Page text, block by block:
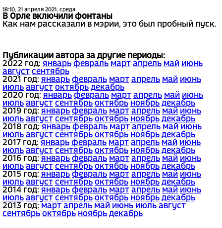
18:10, 21 апреля 2021, среда
В Орле включили фонтаны
Как нам рассказали в мэрии, это был пробный пуск.
Публикации автора за другие периоды:
2022 год: январь февраль март апрель май июнь
август сентябрь
2021 год: январь февраль март апрель май июнь
июль август октябрь декабрь
2020 год: январь февраль март апрель май июнь
июль август сентябрь октябрь ноябрь декабрь
2019 год: январь февраль март апрель май июнь
июль август сентябрь октябрь ноябрь декабрь
2018 год: январь февраль март апрель май июнь
июль август сентябрь октябрь ноябрь декабрь
2017 год: январь февраль март апрель май июнь
июль август сентябрь октябрь ноябрь декабрь
2016 год: январь февраль март апрель май июнь
июль август сентябрь октябрь ноябрь декабрь
2015 год: январь февраль март апрель май июнь
июль август сентябрь октябрь ноябрь декабрь
2014 год: январь февраль март апрель май июнь
июль август сентябрь октябрь ноябрь декабрь
2013 год: март апрель май июнь июль август
сентябрь октябрь ноябрь декабрь